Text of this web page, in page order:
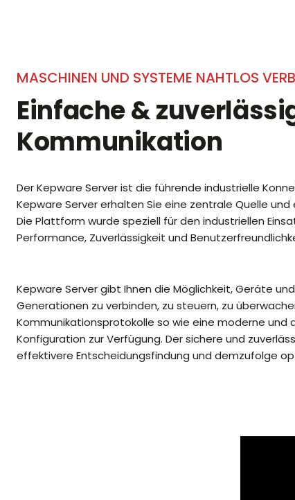
MASCHINEN UND SYSTEME NAHTLOS
Einfache &
Kommunikation
Der Kepware Server ist die führende industrielle
Kepware Server erhalten Sie eine zentrale Quelle
Die Plattform wurde speziell für den industriellen
Performance, Zuverlässigkeit und
Kepware Server gibt Ihnen die Möglichkeit, Geräte
Generationen zu verbinden, zu steuern, zu
Kommunikationsprotokolle so wie eine moderne
Konfiguration zur Verfügung. Der sichere und
effektivere Entscheidungsfindung und demzufolge